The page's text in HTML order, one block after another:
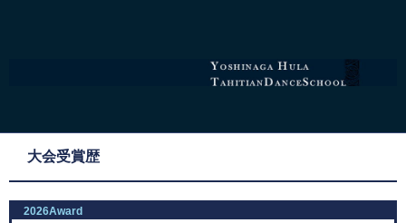
大会受賞歴
2026Award